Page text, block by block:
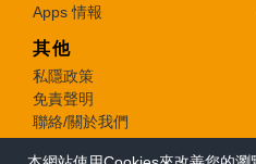
Apps 情報
其他
私隱政策
免責聲明
聯絡/關於我們